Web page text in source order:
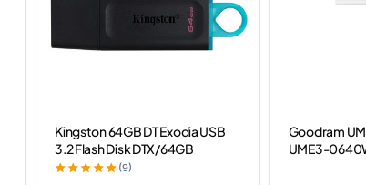
Kingston 64GB DT Exodia USB
3.2 Flash Disk DTX/64GB
(9)
Goodram
UME3-